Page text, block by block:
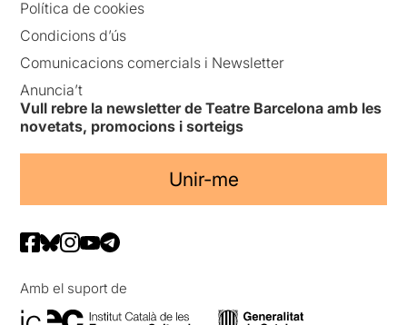
Política de cookies
Condicions d’ús
Comunicacions comercials i Newsletter
Anuncia’t
Vull rebre la newsletter de Teatre Barcelona amb les
novetats, promocions i sorteigs
Unir-me
Amb el suport de